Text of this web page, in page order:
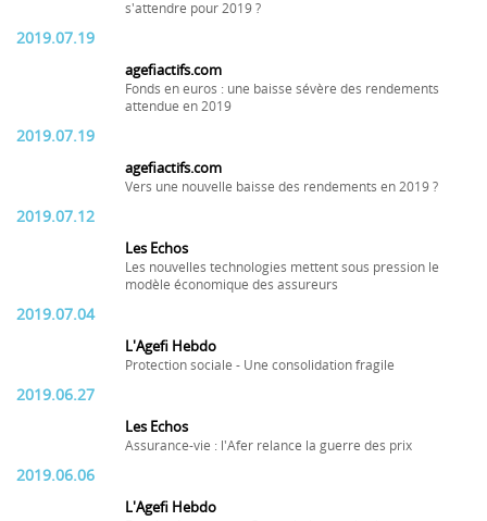
s'attendre pour 2019 ?
2019.07.19
agefiactifs.com
Fonds en euros : une baisse sévère des rendements
attendue en 2019
2019.07.19
agefiactifs.com
Vers une nouvelle baisse des rendements en 2019 ?
2019.07.12
Les Echos
Les nouvelles technologies mettent sous pression le
modèle économique des assureurs
2019.07.04
L'Agefi Hebdo
Protection sociale - Une consolidation fragile
2019.06.27
Les Echos
Assurance-vie : l'Afer relance la guerre des prix
2019.06.06
L'Agefi Hebdo